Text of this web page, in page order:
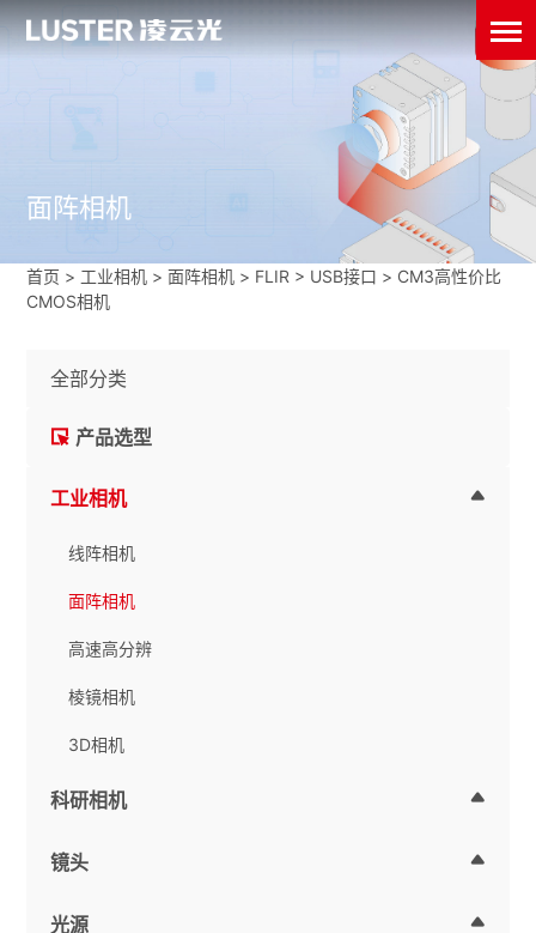
面阵相机
首页 > 工业相机 >面阵相机 > FLIR > USB接口 > CM3高性价比
CMOS相机
全部分类
产品选型
工业相机
线阵相机
面阵相机
高速高分辨
棱镜相机
3D相机
科研相机
镜头
光源